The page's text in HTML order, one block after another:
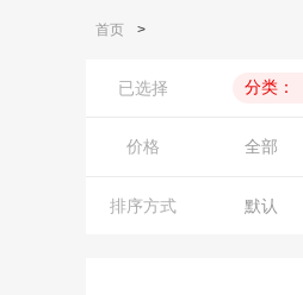
首页 >
已选择 分类：
价格 全部
排序方式 默认